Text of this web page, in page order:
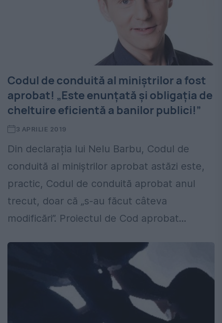
Codul de conduită al miniştrilor a fost
aprobat! „Este enunţată şi obligaţia de
cheltuire eficientă a banilor publici!”
3 APRILIE 2019
Din declarația lui Nelu Barbu, Codul de
conduită al miniştrilor aprobat astăzi este,
practic, Codul de conduită aprobat anul
trecut, doar că „s-au făcut câteva
modificări”. Proiectul de Cod aprobat...